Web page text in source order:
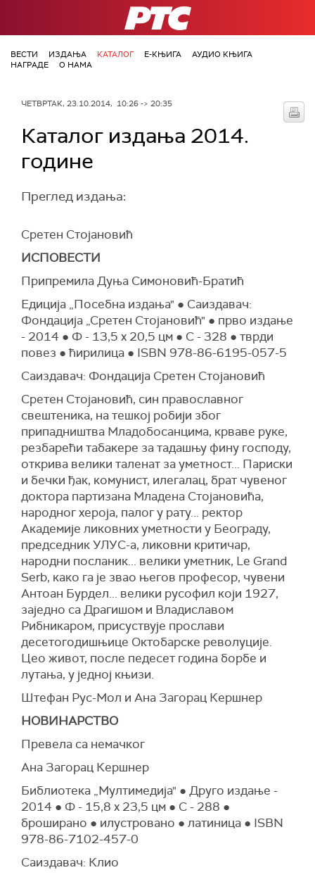
РТС
ВЕСТИ ИЗДАЊА КАТАЛОГ Е-КЊИГА
АУДИО КЊИГА
НАГРАДЕ
О НАМА
ЧЕТВРТАК, 23.10.2014, 10:26 -> 20:35
Каталог издања 2014.
године
Преглед издања:
Сретен Стојановић
ИСПОВЕСТИ
Припремила Дуња Симоновић-Братић
Едиција „Посебна издања" ● Саиздавач:
Фондација „Сретен Стојановић" ● прво издање
- 2014 ● Ф - 13,5 x 20,5 цм ● С - 328 ● тврди
повез ● ћирилица ● ISBN 978-86-6195-057-5
Саиздавач: Фондација Сретен Стојановић
Сретен Стојановић, син православног
свештеника, на тешкој робији због
припадништва Младобосанцима, крваве руке,
резбарећи табакере за тадашњу фину господу,
открива велики таленат за уметност... Париски
и бечки ђак, комунист, илегалац, брат чувеног
доктора партизана Младена Стојановића,
народног хероја, палог у рату... ректор
Академије ликовних уметности у Београду,
председник УЛУС-а, ликовни критичар,
народни посланик... велики уметник, Le Grand
Serb, како га је звао његов професор, чувени
Антоан Бурдел... велики русофил који 1927,
заједно са Драгишом и Владиславом
Рибникаром, присуствује прослави
десетогодишњице Октобарске револуције.
Цео живот, после педесет година борбе и
лутања, у једној књизи.
Штефан Рус-Мол и Ана Загорац Кершнер
НОВИНАРСТВО
Превела са немачког
Ана Загорац Кершнер
Библиотека „Мултимедија" ● Друго издање -
2014 ● Ф - 15,8 x 23,5 цм ● С - 288 ●
броширано ● илустровано ● латиница ● ISBN
978-86-7102-457-0
Саиздавач: Клио